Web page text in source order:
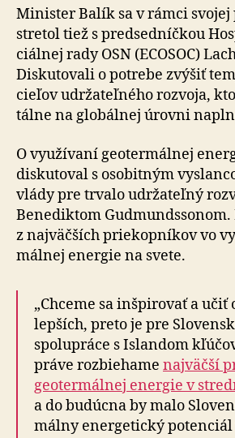
Minister Balík sa v rámci svojej
stretol tiež s pred­sed­níčkou
ciál­nej rady OSN (ECOSOC)
Diskutovali o potrebe zvýšiť
cieľov udržateľného rozvoja,
tálne na glo­bál­nej úrovni
O využívaní geotermálnej
diskutoval s osobitným
vlády pre trvalo udržateľný
Benediktom
z naj­väčších prie­kop­níkov vo
mál­nej energie na svete.
„Chceme sa inšpirovať a
lepších, preto je pre
spolu­práce s Islandom
práve roz­bie­hame naj­väčší
geo­ter­málnej energie v
a do bu­dúcna by malo
málny ener­ge­tický